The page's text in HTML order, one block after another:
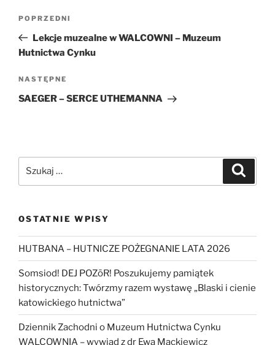
Poprzedni
wpis
POPRZEDNI
Lekcje muzealne w WALCOWNI – Muzeum
Hutnictwa Cynku
Następny
wpis
NASTĘPNE
SAEGER – SERCE UTHEMANNA
OSTATNIE WPISY
HUTBANA – HUTNICZE POŻEGNANIE LATA 2026
Somsiod! DEJ POZōR! Poszukujemy pamiątek
historycznych: Twórzmy razem wystawę „Blaski i cienie
katowickiego hutnictwa”
Dziennik Zachodni o Muzeum Hutnictwa Cynku
WALCOWNIA – wywiad z dr Ewą Mackiewicz